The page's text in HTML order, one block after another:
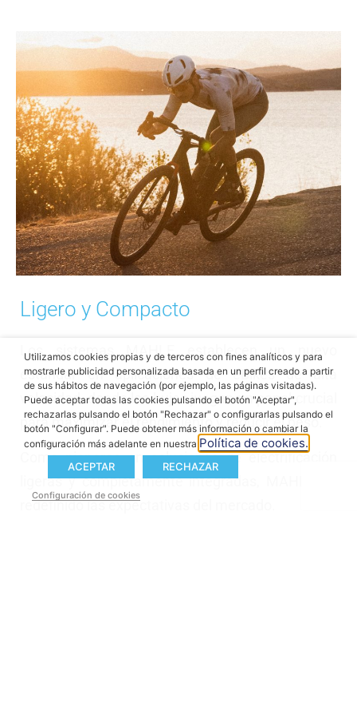
Ligero y Compacto
Los sistemas MAHLE establecen un nuevo
estándar en aplicaciones de eBikes de alta
velocidad, donde los bujes juegan un papel crucial
para maximizar el rendimiento y reducir el peso.
Como pioneros en soluciones de electrificación
ligeras y completamente integradas, MAHLE ha
redefinido las expectativas del mercado.
Utilizamos cookies propias y de terceros con fines analíticos y para
mostrarle publicidad personalizada basada en un perfil creado a partir
de sus hábitos de navegación (por ejemplo, las páginas visitadas).
Puede aceptar todas las cookies pulsando el botón "Aceptar",
rechazarlas pulsando el botón "Rechazar" o configurarlas pulsando el
botón "Configurar". Puede obtener más información o cambiar la
configuración más adelante en nuestra Política de cookies.
ACEPTAR RECHAZAR
Configuración de cookies